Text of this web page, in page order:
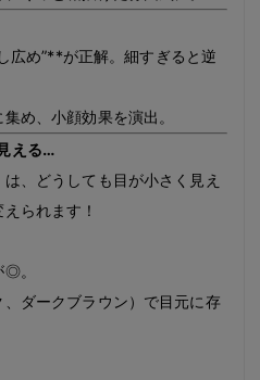
広め”**が正解。細すぎると逆
め、小顔効果を演出。
える…
、どうしても目が小さく見え
られます！
。
ダークブラウン）で目元に存